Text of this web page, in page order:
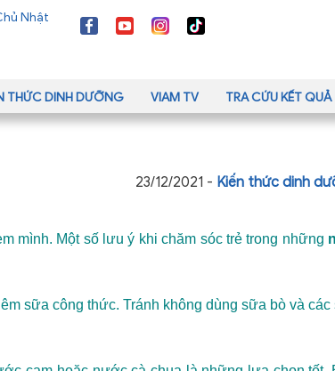
Nhật
THỨC DINH DƯỠNG VIAM TV TRA CỨU KẾT QUẢ
23/12/2021 - Kiến thức dinh
mình. Một số lưu ý khi chăm sóc trẻ trong những
sữa công thức. Tránh không dùng sữa bò và các